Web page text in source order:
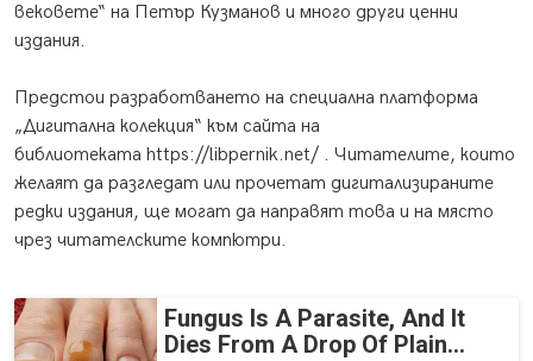
вековете“ на Петър Кузманов и много други ценни
издания.
Предстои разработването на специална платформа
„Дигитална колекция“ към сайта на
библиотеката https://libpernik.net/ . Читателите, които
желаят да разгледат или прочетат дигитализираните
редки издания, ще могат да направят това и на място
чрез читателските компютри.
Fungus Is A Parasite, And It
Dies From A Drop Of Plain...